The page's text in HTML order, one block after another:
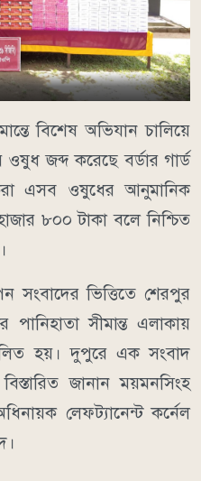
বিশেষ অভিযান চালিয়ে
জব্দ করেছে বর্ডার গার্ড
এসব ওষুধের আনুমানিক
৮০০ টাকা বলে নিশ্চিত
ভিত্তিতে শেরপুর
পানিহাতা সীমান্ত এলাকায়
হয়। দুপুরে এক সংবাদ
জানান ময়মনসিংহ
লেফট্যানেন্ট কর্নেল